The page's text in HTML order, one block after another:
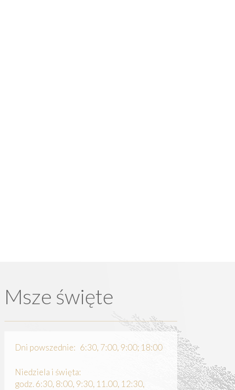
Msze święte
Dni powszednie: 6:30, 7:00, 9:00; 18:00
Niedziela i święta:
godz. 6:30, 8:00, 9:30, 11.00, 12:30,